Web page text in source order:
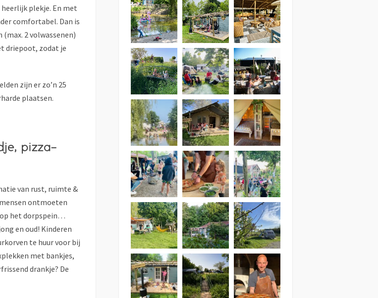
plekje. En met
comfortabel. Dan is
2 volwassenen)
driepoot, zodat je
zijn er zo’n 25
plaatsen.
pizza-
van rust, ruimte &
ontmoeten
op het dorpspein…
en oud! Kinderen
te huur voor bij
met bankjes,
drankje? De